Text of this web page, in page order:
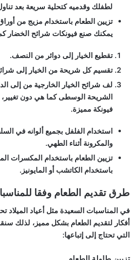
لطفلك وقدميه كتحلية سريعة بعد
تزيين الطعام باستخدام مزيج من
يمكنك صنع فيونكات شرائح الخضار
تقطيع الخيار إلى دوائر من النصف.
تقسيم كل شريحة من الخيار إلى
لف شرائح الخيار الخارجية من إلى
الشريحة الوسطى كما هي دون
فيونكة مميزة.
استخدام الفلفل بجميع ألوانه في
والمكرونة أثناء الطهي.
تزيين الطعام باستخدام المكسرات
باستخدام الكاتشب أو المايونيز.
طرق تقديم الطعام وفقا
في المناسبات السعيدة مثل أعياد الميلاد
أفكار لتقديم الطعام بشكل مميز، لذلك
التي تحتاج إلى إتباعها: